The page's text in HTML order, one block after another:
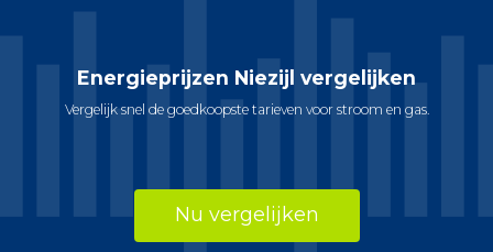
Energieprijzen Niezijl vergelijken
Vergelijk snel de goedkoopste tarieven voor stroom en gas.
Nu vergelijken